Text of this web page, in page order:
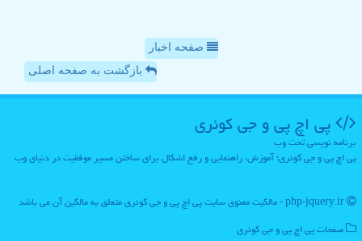
صفحه اخبار
بازگشت به صفحه اصلی
پی اچ پی و جی كوئری
برنامه نویسی تحت وب
پی اچ پی و جی کوئری؛ آموزش، راهنمایی و رفع اشکال برای ساختن مسیر موفقیت در دنیای وب
صفحات پی اچ پی و جی كوئری